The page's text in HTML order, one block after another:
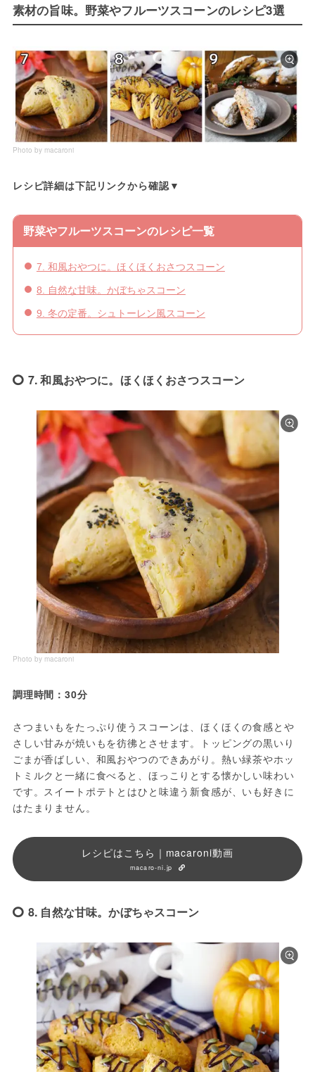
素材の旨味。野菜やフルーツスコーンのレシピ3選
Photo by macaroni
レシピ詳細は下記リンクから確認▼
野菜やフルーツスコーンのレシピ一覧
7. 和風おやつに。ほくほくおさつスコーン
8. 自然な甘味。かぼちゃスコーン
9. 冬の定番。シュトーレン風スコーン
7. 和風おやつに。ほくほくおさつスコーン
Photo by macaroni
調理時間：30分
さつまいもをたっぷり使うスコーンは、ほくほくの食感とや
さしい甘みが焼いもを彷彿とさせます。トッピングの黒いり
ごまが香ばしい、和風おやつのできあがり。熱い緑茶やホッ
トミルクと一緒に食べると、ほっこりとする懐かしい味わい
です。スイートポテトとはひと味違う新食感が、いも好きに
はたまりません。
レシピはこちら｜macaroni動画
macaro-ni.jp
8. 自然な甘味。かぼちゃスコーン